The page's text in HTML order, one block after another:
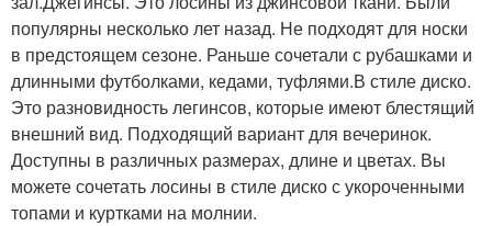
популярны несколько лет назад. Не подходят для носки
в предстоящем сезоне. Раньше сочетали с рубашками и
длинными футболками, кедами, туфлями.В стиле диско.
Это разновидность легинсов, которые имеют блестящий
внешний вид. Подходящий вариант для вечеринок.
Доступны в различных размерах, длине и цветах. Вы
можете сочетать лосины в стиле диско с укороченными
топами и куртками на молнии.